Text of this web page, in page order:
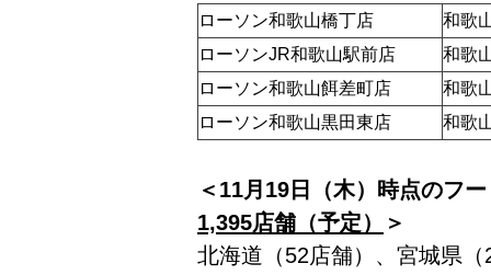
ローソン和歌山橋丁店
和歌
ローソンJR和歌山駅前店
和歌
ローソン和歌山餌差町店
和歌
ローソン和歌山黒田東店
和歌
＜11月19日（木）時点のフ
1,395店舗（予定）
＞
北海道（52店舗）、宮城県